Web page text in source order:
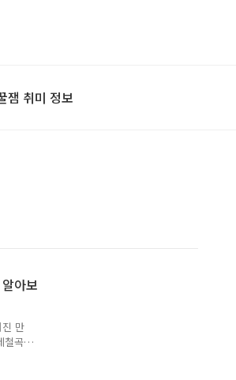
잼 취미 정보
아보
만
철곡물
그
철채